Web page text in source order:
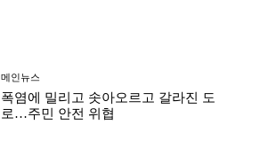
메인뉴스
폭염에 밀리고 솟아오르고 갈라진 도
로…주민 안전 위협